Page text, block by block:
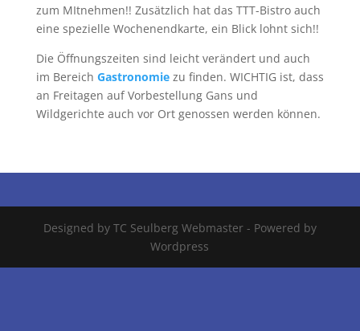
zum MItnehmen!! Zusätzlich hat das TTT-Bistro auch
eine spezielle Wochenendkarte, ein Blick lohnt sich!!
Die Öffnungszeiten sind leicht verändert und auch
im Bereich Gastronomiezu finden. WICHTIG ist, dass
an Freitagen auf Vorbestellung Gans und
Wildgerichte auch vor Ort genossen werden können.
Designed by TC Seulberg Webmaster - Powered by
Wordpress